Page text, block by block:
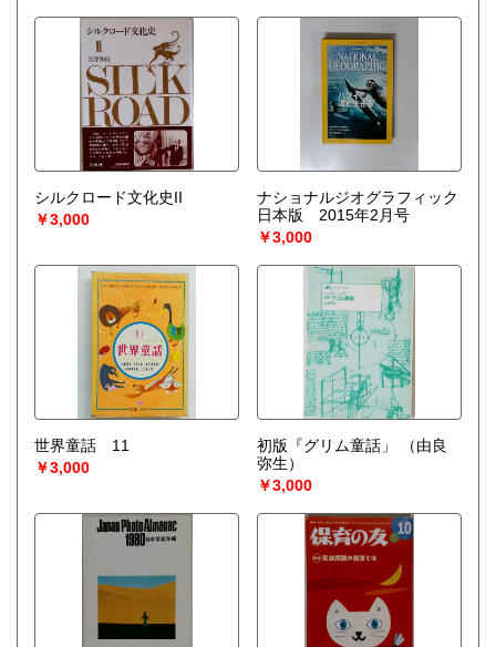
シルクロード文化史II
￥3,000
ナショナルジオグラフィック
日本版 2015年2月号
￥3,000
世界童話 11
￥3,000
初版『グリム童話」
（由良
弥生）
￥3,000